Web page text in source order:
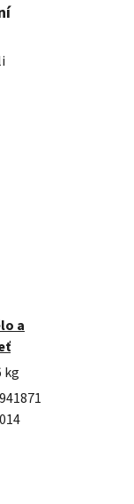
a
kg